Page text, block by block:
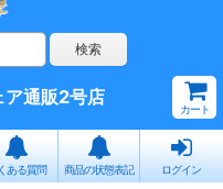
ア通販2号店
カート
ある質問 商品の状態表記 ログイン